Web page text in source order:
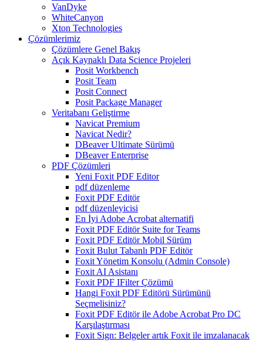
VanDyke
WhiteCanyon
Xton Technologies
Çözümlerimiz
Çözümlere Genel Bakış
Açık Kaynaklı Data Science Projeleri
Posit Workbench
Posit Team
Posit Connect
Posit Package Manager
Veritabanı Geliştirme
Navicat Premium
Navicat Nedir?
DBeaver Ultimate Sürümü
DBeaver Enterprise
PDF Çözümleri
Yeni Foxit PDF Editor
pdf düzenleme
Foxit PDF Editör
pdf düzenleyicisi
En İyi Adobe Acrobat alternatifi
Foxit PDF Editör Suite for Teams
Foxit PDF Editör Mobil Sürüm
Foxit Bulut Tabanlı PDF Editör
Foxit Yönetim Konsolu (Admin Console)
Foxit AI Asistanı
Foxit PDF IFilter Çözümü
Hangi Foxit PDF Editörü Sürümünü
Seçmelisiniz?
Foxit PDF Editör ile Adobe Acrobat Pro DC
Karşılaştırması
Foxit Sign: Belgeler artık Foxit ile imzalanacak